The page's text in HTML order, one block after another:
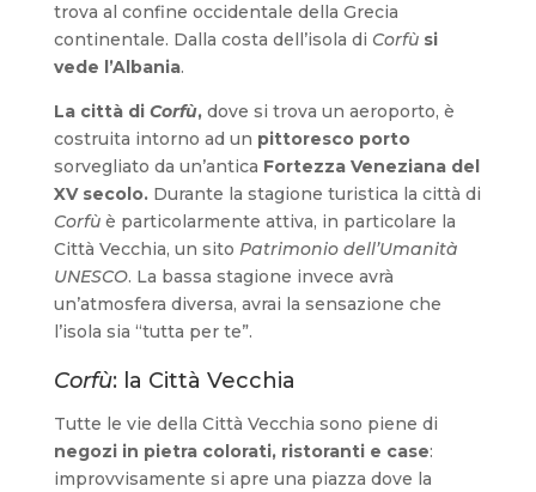
trova al confine occidentale della Grecia
continentale. Dalla costa dell’isola di Corfù si
vede l’Albania.
La città di Corfù,dove si trova un aeroporto, è
costruita intorno ad un pittoresco porto
sorvegliato da un’antica Fortezza Veneziana del
XV secolo.Durante la stagione turistica la città di
Corfùè particolarmente attiva, in particolare la
Città Vecchia, un sito Patrimonio dell’Umanità
UNESCO. La bassa stagione invece avrà
un’atmosfera diversa, avrai la sensazione che
l’isola sia “tutta per te”.
Corfù: la Città Vecchia
Tutte le vie della Città Vecchia sono piene di
negozi in pietra colorati, ristoranti e case:
improvvisamente si apre una piazza dove la